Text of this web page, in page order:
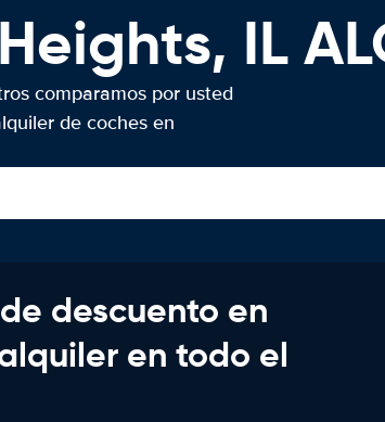
IL
comparamos por usted
de coches en
descuento en
en todo el